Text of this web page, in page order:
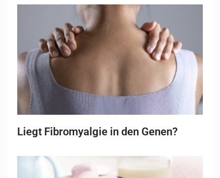
Liegt Fibromyalgie in den Genen?